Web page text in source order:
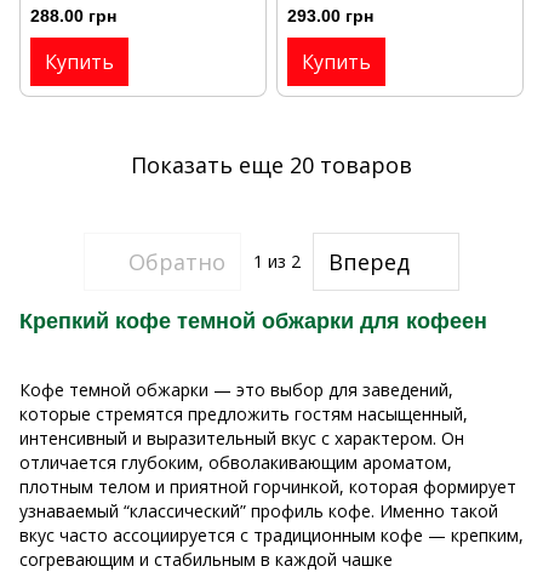
288.00 грн
Купить
293.00 грн
Купить
Показать еще 20 товаров
Обратно 1 из 2 Вперед
Крепкий кофе темной обжарки для кофеен
Кофе темной обжарки — это выбор для заведений,
которые стремятся предложить гостям насыщенный,
интенсивный и выразительный вкус с характером. Он
отличается глубоким, обволакивающим ароматом,
плотным телом и приятной горчинкой, которая формирует
узнаваемый “классический” профиль кофе. Именно такой
вкус часто ассоциируется с традиционным кофе — крепким,
согревающим и стабильным в каждой чашке